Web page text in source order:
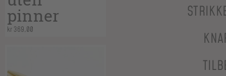
pinner
kr369,00